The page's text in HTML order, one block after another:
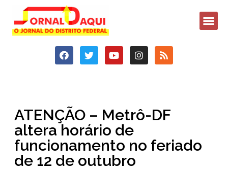
ATENÇÃO – Metrô-DF
altera horário de
funcionamento no feriado
de 12 de outubro